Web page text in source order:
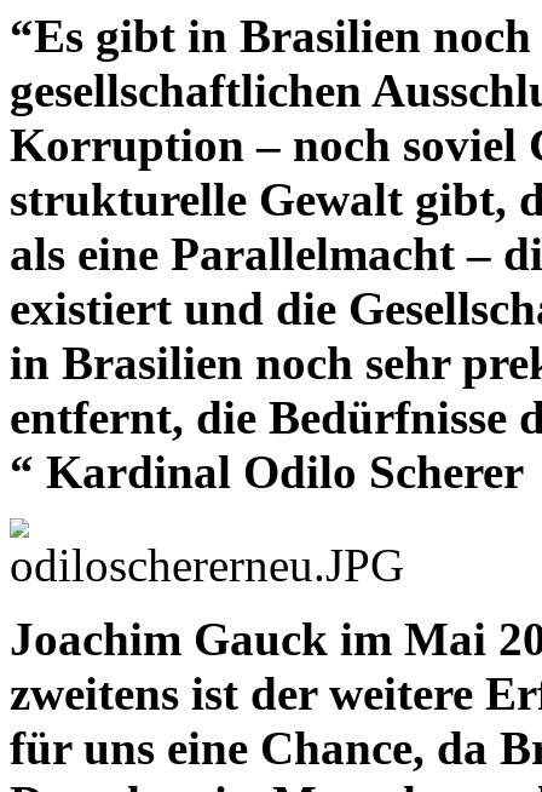
“Es gibt in Brasilien
gesellschaftlichen
Korruption – noch soviel
strukturelle Gewalt gibt,
als eine Parallelmacht –
existiert und die
in Brasilien noch sehr
entfernt, die Bedürfnisse
“ Kardinal Odilo Scherer
Joachim Gauck im Mai
zweitens ist der weitere
für uns eine Chance, da